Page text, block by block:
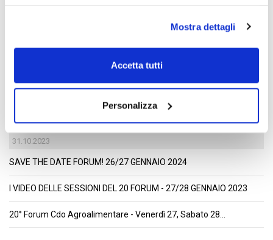
Mostra dettagli
Accetta tutti
Personalizza
31.10.2023
SAVE THE DATE FORUM! 26/27 GENNAIO 2024
I VIDEO DELLE SESSIONI DEL 20 FORUM - 27/28 GENNAIO 2023
20° Forum Cdo Agroalimentare - Venerdì 27, Sabato 28...